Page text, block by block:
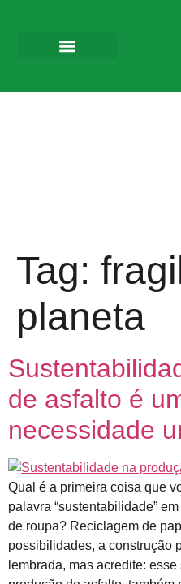
Tag:
planeta
de asfalto é
necessidade
Qual é a primeira coisa que
palavra “sustentabilidade”
de roupa? Reciclagem de
possibilidades, a construção
lembrada, mas acredite: